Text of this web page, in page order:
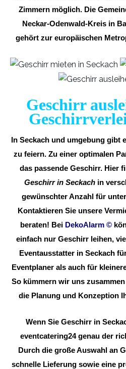
Zimmern möglich. Die
Neckar-Odenwald-Kreis in
gehört zur europäischen
Geschirr
In Seckach und umgebung gibt
zu feiern. Zu einer optimalen
das passende Geschirr. Hier
Geschirr in Seckach in
gewünschter Anzahl für
Kontaktieren Sie unsere
beraten! Bei DekoAlarm ©
einfach nur Geschirr leihen,
Eventausstatter in Seckach
Eventplaner als auch für
So kümmern wir uns
die Planung und Konzeption
Wenn Sie Geschirr in
eventcatering24 genau der
Durch die große Auswahl an
schnelle Lieferung sowie eine